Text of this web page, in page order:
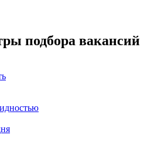
подбора вакансий